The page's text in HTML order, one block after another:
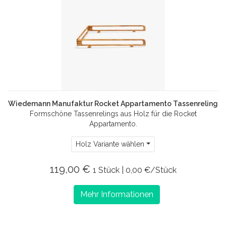
Wiedemann Manufaktur Rocket Appartamento Tassenreling
Formschöne Tassenrelings aus Holz für die Rocket
Appartamento.
Holz Variante wählen
119,00 € 1 Stück | 0,00 €/Stück
Mehr Informationen